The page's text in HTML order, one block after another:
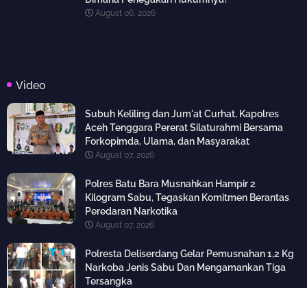
August 06, 2026
Video
Subuh Keliling dan Jum'at Curhat, Kapolres
Aceh Tenggara Pererat Silaturahmi Bersama
Forkopimda, Ulama, dan Masyarakat
August 07, 2026
Polres Batu Bara Musnahkan Hampir 2
Kilogram Sabu, Tegaskan Komitmen Berantas
Peredaran Narkotika
August 07, 2026
Polresta Deliserdang Gelar Pemusnahan 1,2 Kg
Narkoba Jenis Sabu Dan Mengamankan Tiga
Tersangka